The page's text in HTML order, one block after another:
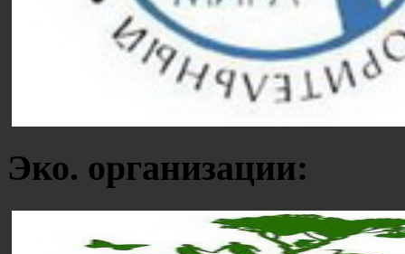
Эко. организации: